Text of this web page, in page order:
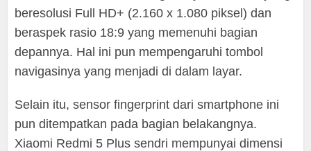
beresolusi Full HD+ (2.160 x 1.080 piksel) dan
beraspek rasio 18:9 yang memenuhi bagian
depannya. Hal ini pun mempengaruhi tombol
navigasinya yang menjadi di dalam layar.
Selain itu, sensor fingerprint dari smartphone ini
pun ditempatkan pada bagian belakangnya.
Xiaomi Redmi 5 Plus sendri mempunyai dimensi